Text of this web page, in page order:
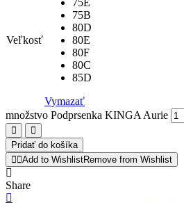
Veľkosť
75B
80D
80E
80F
80C
85D
Vymazať
množstvo Podprsenka KINGA Aurie
Pridať do košíka
Add to WishlistRemove from Wishlist
Share